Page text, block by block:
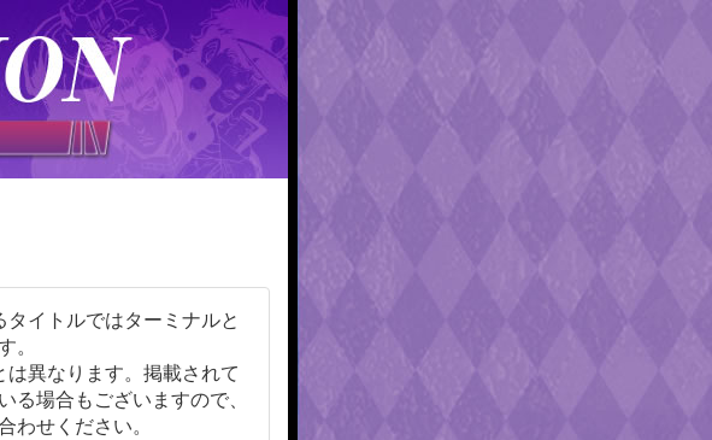
イトルではターミナルと
異なります。掲載されて
場合もございますので、
せください。